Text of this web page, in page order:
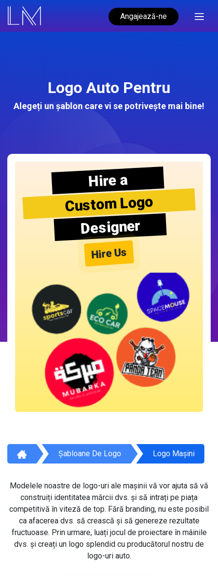
Angajează-ne
Logo Auto Pentru
Alegeți un șablon care vi se potrivește mai bine!
Hire a
Custom Logo
Designer
Hire Us
Șabloane De Logo Logo Mașini
Modelele noastre de logo-uri ale mașinii vă vor ajuta să vă
construiți identitatea mărcii dvs. și să intrați pe piața
competitivă în viteză de top. Fără branding, nu este posibil
ca afacerea dvs. să crească și să genereze rezultate
fructuoase. Prin urmare, luați jocul de proiectare în mâinile
dvs. și creați un logo splendid cu producătorul nostru de
logo-uri auto.